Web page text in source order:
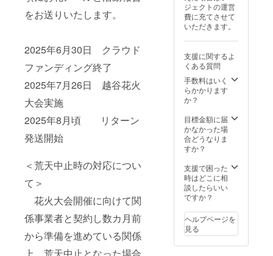
をお送りいたします。
2025年6月30日 クラウド
ファンディング終了
2025年7月26日 越谷花火
大会実施
2025年8月頃 リターン
発送開始
＜荒天中止時の対応につい
て＞
花火大会開催に向けて関
係事業者と契約し数カ月前
から準備を進めている関係
寄附金
の税額
控除は
ありま
せんの
で、ご
留意く
ださ
い。
させて
いただ
きま
す。 ・
間：令
和7年7
月21日
～令和7
年10月
での
３ヵ月
間 ・掲
載方
字のみ
・注意
事項：
ご支援
ず備考
欄に掲
載を希
望され
ジェクトの運営
費に充てさせて
いただきます。
支援に関するよ
くある質問
手数料はいく
らかかります
か？
目標金額に届
かなかった場
合どうなりま
すか？
支援で困った
時はどこに相
談したらいい
ですか？
ヘルプページを
見る